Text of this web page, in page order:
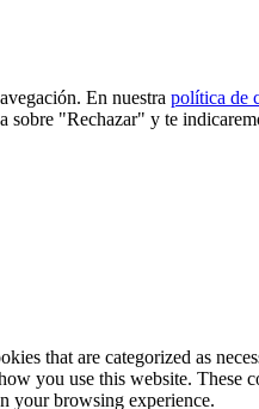
En nuestra política de
sobre "Rechazar" y te
that are categorized as
you use this website.
your browsing experience.